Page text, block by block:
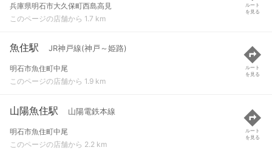
兵庫県明石市大久保町西島高見
このページの店舗から 1.7 km
ルート
を見る
魚住駅 JR神戸線(神戸～姫路)
明石市魚住町中尾
このページの店舗から 1.9 km
ルート
を見る
山陽魚住駅 山陽電鉄本線
明石市魚住町中尾
このページの店舗から 2.2 km
ルート
を見る